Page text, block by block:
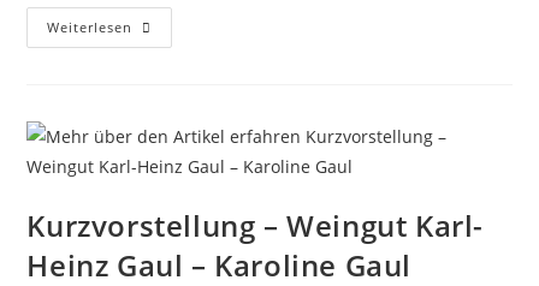
Weiterlesen
Kurzvorstellung – Weingut Karl-
Heinz Gaul – Karoline Gaul